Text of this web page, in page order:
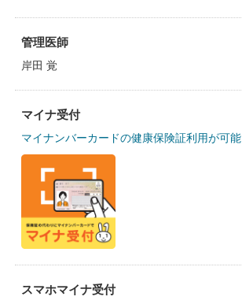
管理医師
岸田 覚
マイナ受付
マイナンバーカードの健康保険証利用が可能
スマホマイナ受付